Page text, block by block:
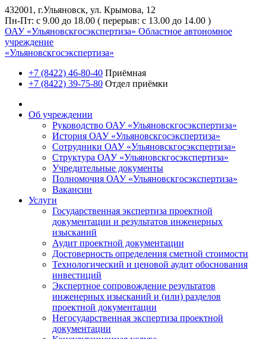
432001, г.Ульяновск, ул. Крымова, 12
Пн-Пт: с 9.00 до 18.00 ( перерыв: с 13.00 до 14.00 )
ОАУ «Ульяновскгосэкспертиза» Областное автономное
учреждение
«Ульяновскгосэкспертиза»
+7 (8422) 46-80-40 Приёмная
+7 (8422) 39-75-80 Отдел приёмки
Об учреждении
Руководство ОАУ «Ульяновскгосэкспертиза»
История ОАУ «Ульяновскгосэкспертиза»
Сотрудники ОАУ «Ульяновскгосэкспертиза»
Структура ОАУ «Ульяновскгосэкспертиза»
Учредительные документы
Полномочия ОАУ «Ульяновскгосэкспертиза»
Вакансии
Услуги
Государственная экспертиза проектной
документации и результатов инженерных
изысканий
Аудит проектной документации
Достоверность определения сметной стоимости
Технологический и ценовой аудит обоснования
инвестиций
Экспертное сопровождение результатов
инженерных изысканий и (или) разделов
проектной документации
Негосударственная экспертиза проектной
документации